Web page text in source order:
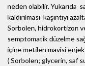
neden olabilir. Yukarıda
kaldırılması kaşıntıyı
Sorbolen, hidrokortizon
semptomatik düzelme
içine metilen mavisi
( Sorbolen; glycerin, saf